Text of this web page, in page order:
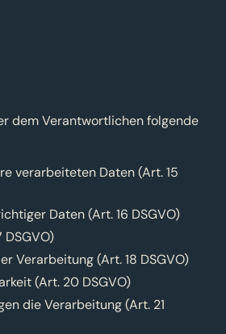
dem Verantwortlichen folgende
verarbeiteten Daten (Art. 15
Daten (Art. 16 DSGVO)
DSGVO)
Verarbeitung (Art. 18 DSGVO)
(Art. 20 DSGVO)
die Verarbeitung (Art. 21